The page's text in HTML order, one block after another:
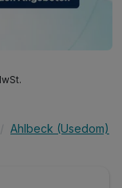
Ahlbeck (Usedom)